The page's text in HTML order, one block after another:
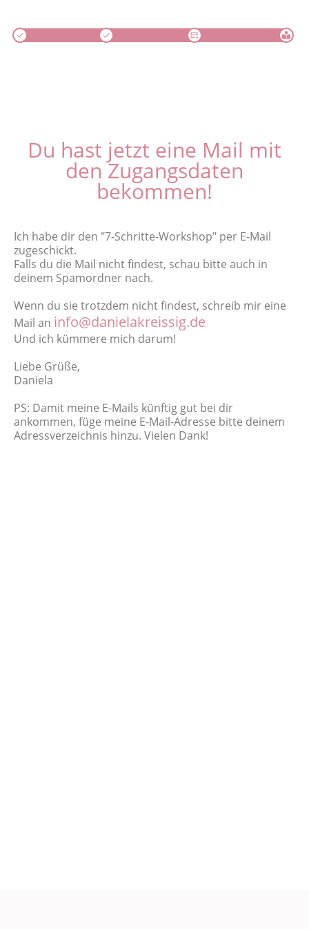
Du hast jetzt eine Mail mit
den Zugangsdaten
bekommen!
Ich habe dir den "7-Schritte-Workshop" per E-Mail
zugeschickt.
Falls du die Mail nicht findest, schau bitte auch in
deinem Spamordner nach.
Wenn du sie trotzdem nicht findest, schreib mir eine
Mail an info@danielakreissig.de
Und ich kümmere mich darum!
Liebe Grüße,
Daniela
PS: Damit meine E-Mails künftig gut bei dir
ankommen, füge meine E-Mail-Adresse bitte deinem
Adressverzeichnis hinzu. Vielen Dank!